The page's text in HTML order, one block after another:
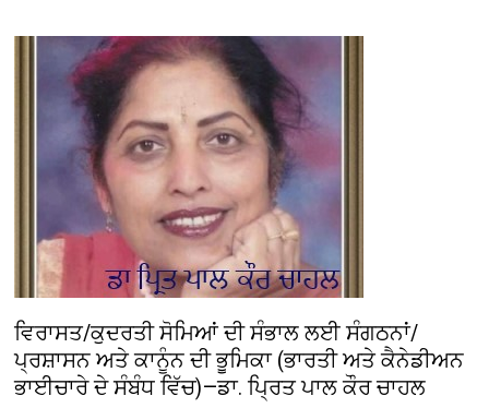
ਵਿਰਾਸਤ/ਕੁਦਰਤੀ ਸੋਮਿਆਂ ਦੀ ਸੰਭਾਲ ਲਈ ਸੰਗਠਨਾਂ/
ਪ੍ਰਸ਼ਾਸਨ ਅਤੇ ਕਾਨੂੰਨ ਦੀ ਭੂਮਿਕਾ (ਭਾਰਤੀ ਅਤੇ ਕੈਨੇਡੀਅਨ
ਭਾਈਚਾਰੇ ਦੇ ਸੰਬੰਧ ਵਿੱਚ)—ਡਾ. ਪ੍ਰਿਤ ਪਾਲ ਕੌਰ ਚਾਹਲ